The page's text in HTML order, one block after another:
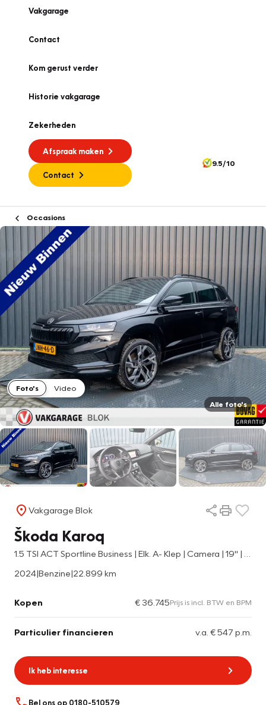
Vakgarage
Contact
Kom gerust verder
Historie vakgarage
Zekerheden
Afspraak maken
Contact
9.5/10
Occasions
Foto's
Video
Alle foto's
Vakgarage Blok
Škoda Karoq
2024|Benzine|22.899 km
Kopen € 36.745Prijs is incl. BTW en BPM
Particulier financieren v.a. € 547 p.m.
Ik heb interesse
Bel ons op 0180-510579